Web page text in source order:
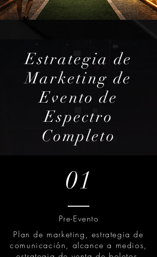
Estrategia de
Marketing de
Evento de
Espectro
Completo
01
Pre-Evento
Plan de marketing, estrategia de
comunicación, alcance a medios,